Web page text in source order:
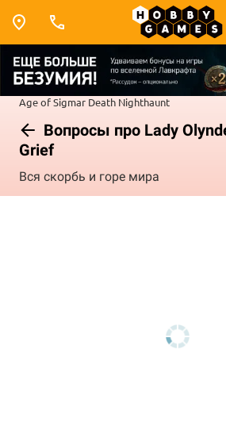
Age of Sigmar Death Nighthaunt
Вопросы про Lady
Grief
Вся скорбь и горе мира